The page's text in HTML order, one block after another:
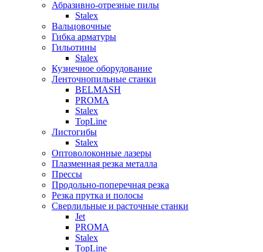
Абразивно-отрезные пилы
Stalex
Вальцовочные
Гибка арматуры
Гильотины
Stalex
Кузнечное оборудование
Ленточнопильные станки
BELMASH
PROMA
Stalex
TopLine
Листогибы
Stalex
Оптоволоконные лазеры
Плазменная резка металла
Прессы
Продольно-поперечная резка
Резка прутка и полосы
Сверлильные и расточные станки
Jet
PROMA
Stalex
TopLine